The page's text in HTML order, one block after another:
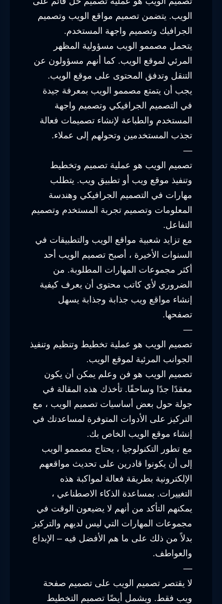
الويب. يتضمن تصميم مواقع الويب وتصميم
الجرافيك وتصميم واجهة المستخدم.
يتحمل مصممو الويب مسؤولية المظهر
المرئي لموقع الويب. كما أنهم مسؤولون عن
التنقل وتدفق المحتوى على موقع الويب.
يجب أن يتمتع مصممو الويب بمعرفة جيدة
في التصميم الجرافيكي وتصميم واجهة
المستخدم والطباعة لإنشاء تصميمات فعالة
تجذب المستخدمين وتحولهم إلى عملاء.
—
تصميم الويب هو عملية تصميم وتخطيط
وتنفيذ موقع ويب أو تطبيق ويب. يتطلب
مهارات في التصميم الجرافيكي وهندسة
المعلومات وتصميم تجربة المستخدم وتصميم
التفاعل.
مع تزايد شعبية مواقع الويب والتطبيقات في
السنوات الأخيرة ، أصبح تصميم الويب أحد
أكثر مجموعات المهارات المطلوبة. من
الضروري لأي كاتب محتوى أن يعرف كيفية
إنشاء مواقع ويب جذابة وجذابة يسهل
تصفحها.
—
تصميم الويب هو عملية تخطيط وتنظيم وتنفيذ
الجوانب المرئية لموقع الويب.
تصميم الويب هو فن وعلم يمكن أن يكون
معقدًا جدًا وساحقًا. تأخذك هذه المقالة في
جولة حول بعض أساسيات تصميم الويب ، مع
التركيز على الأدوات المتوفرة لمساعدتك في
إنشاء موقع الويب الخاص بك.
مع تطور التكنولوجيا ، يحتاج مصممو الويب
إلى أن يكونوا قادرين على تحديث مواقعهم
الإلكترونية بطريقة فعالة لمواكبة هذه
التغييرات. بمساعدة الذكاء الاصطناعي ،
يمكنهم التأكد من أنهم لا يضيعون الوقت في
مجموعات المهارات التي ليس لديهم والتركيز
بدلاً من ذلك على ما هم الأفضل فيه – الإبداع
والعواطف.
—
لا يقتصر تصميم الويب على تصميم صفحة
ويب فقط. ويشمل أيضًا تصميم التخطيط